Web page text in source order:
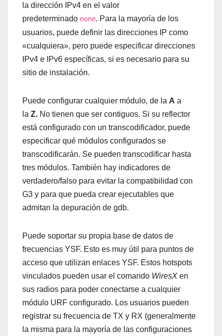
la dirección IPv4 en el valor
predeterminado none. Para la mayoría de los
usuarios, puede definir las direcciones IP como
«cualquiera», pero puede especificar direcciones
IPv4 e IPv6 específicas, si es necesario para su
sitio de instalación.
Puede configurar cualquier módulo, de la A a
la Z. No tienen que ser contiguos. Si su reflector
está configurado con un transcodificador, puede
especificar qué módulos configurados se
transcodificarán. Se pueden transcodificar hasta
tres módulos. También hay indicadores de
verdadero/falso para evitar la compatibilidad con
G3 y para que pueda crear ejecutables que
admitan la depuración de gdb.
Puede soportar su propia base de datos de
frecuencias YSF. Esto es muy útil para puntos de
acceso que utilizan enlaces YSF. Estos hotspots
vinculados pueden usar el comando WiresX en
sus radios para poder conectarse a cualquier
módulo URF configurado. Los usuarios pueden
registrar su frecuencia de TX y RX (generalmente
la misma para la mayoría de las configuraciones